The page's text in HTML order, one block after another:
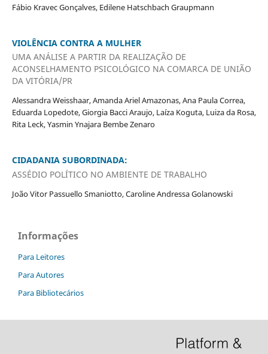
Fábio Kravec Gonçalves, Edilene Hatschbach Graupmann
VIOLÊNCIA CONTRA A MULHER
UMA ANÁLISE A PARTIR DA REALIZAÇÃO DE
ACONSELHAMENTO PSICOLÓGICO NA COMARCA DE UNIÃO
DA VITÓRIA/PR
Alessandra Weisshaar, Amanda Ariel Amazonas, Ana Paula Correa,
Eduarda Lopedote, Giorgia Bacci Araujo, Laíza Koguta, Luiza da Rosa,
Rita Leck, Yasmin Ynajara Bembe Zenaro
CIDADANIA SUBORDINADA:
ASSÉDIO POLÍTICO NO AMBIENTE DE TRABALHO
João Vitor Passuello Smaniotto, Caroline Andressa Golanowski
Informações
Para Leitores
Para Autores
Para Bibliotecários